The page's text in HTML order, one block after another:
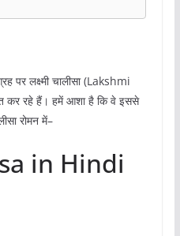
पर लक्ष्मी चालीसा (Lakshmi
कर रहे हैं। हमें आशा है कि वे इससे
रोमन में–
in Hindi